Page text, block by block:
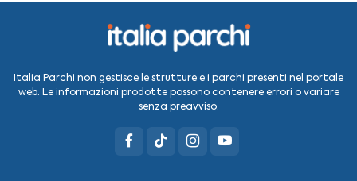
Italia Parchi non gestisce le strutture e i parchi presenti nel portale
web. Le informazioni prodotte possono contenere errori o variare
senza preavviso.